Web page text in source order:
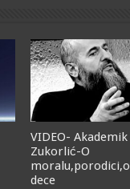
VIDEO-
Zukorlić-O
dece